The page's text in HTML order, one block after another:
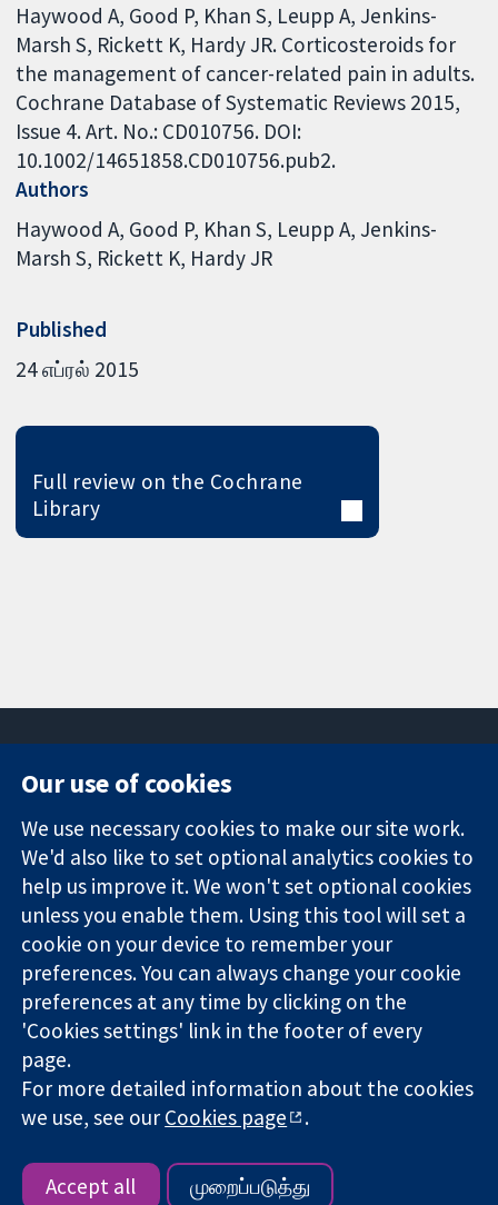
Haywood A, Good P, Khan S, Leupp A, Jenkins-
Marsh S, Rickett K, Hardy JR. Corticosteroids for
the management of cancer-related pain in adults.
Cochrane Database of Systematic Reviews 2015,
Issue 4. Art. No.: CD010756. DOI:
10.1002/14651858.CD010756.pub2.
Authors
Haywood A Good P Khan S Leupp A Jenkins-
Marsh S Rickett K Hardy JR
Published
24 எப்ரல் 2015
Full review on the Cochrane
Library
Trusted
evidence.
Informed
decisions.
Better health.
Square
London
W1G 0AN
ஐக்கிய
இராச்சியம்
News
Press office
About us
Jobs
Cochrane
Library
The Cochrane Collaboration is a charity (no. 1045921) and a
company limited by guarantee (no. 03044323) registered in
England & Wales. VAT registration number GB 718 2127 49.
Copyright © 2026 The Cochrane Collaboration
Website Terms & Conditions|Disclaimer|Privacy
|Cookie settings
Our use of cookies
We use necessary cookies to make our site work.
We'd also like to set optional analytics cookies to
help us improve it. We won't set optional cookies
unless you enable them. Using this tool will set a
cookie on your device to remember your
preferences. You can always change your cookie
preferences at any time by clicking on the
'Cookies settings' link in the footer of every
page.
For more detailed information about the cookies
we use, see ourCookies page .
Accept all முறைப்படுத்து